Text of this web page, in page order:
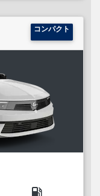
コンパクト
local_gas_station